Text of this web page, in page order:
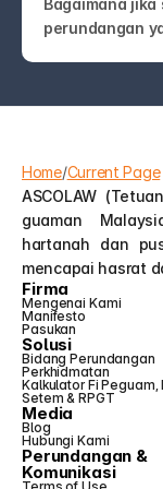
Bagaimana
perundangan
undang-undang!
ASCOLAW akan
Home/Current Page
ASCOLAW
guaman
hartanah dan
mencapai hasrat
Firma
Mengenai Kami
Manifesto
Pasukan
Solusi
Bidang Perundangan
Perkhidmatan
Kalkulator Fi Peguam,
Setem & RPGT
Media
Blog
Hubungi Kami
Perundangan &
Komunikasi